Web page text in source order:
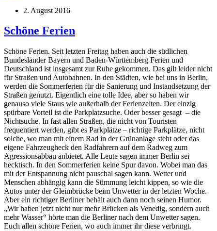
2. August 2016
Schöne Ferien
Schöne Ferien. Seit letzten Freitag haben auch die südlichen
Bundesländer Bayern und Baden-Württemberg Ferien und
Deutschland ist insgesamt zur Ruhe gekommen. Das gilt leider nicht
für Straßen und Autobahnen. In den Städten, wie bei uns in Berlin,
werden die Sommerferien für die Sanierung und Instandsetzung der
Straßen genutzt. Eigentlich eine tolle Idee, aber so haben wir
genauso viele Staus wie außerhalb der Ferienzeiten. Der einzig
spürbare Vorteil ist die Parkplatzsuche. Oder besser gesagt – die
Nichtsuche. In fast allen Straßen, die nicht von Touristen
frequentiert werden, gibt es Parkplätze – richtige Parkplätze, nicht
solche, wo man mit einem Rad in der Grünanlage steht oder das
eigene Fahrzeugheck den Radfahrern auf dem Radweg zum
Agressionsabbau anbietet. Alle Leute sagen immer Berlin sei
hecktisch. In den Sommerferien keine Spur davon. Wobei man das
mit der Entspannung nicht pauschal sagen kann. Wetter und
Menschen abhängig kann die Stimmung leicht kippen, so wie die
Autos unter der Gleimbrücke beim Unwetter in der letzten Woche.
Aber ein richtiger Berliner behält auch dann noch seinen Humor.
„Wir haben jetzt nicht nur mehr Brücken als Venedig, sondern auch
mehr Wasser“ hörte man die Berliner nach dem Unwetter sagen.
Euch allen schöne Ferien, wo auch immer ihr diese verbringt.